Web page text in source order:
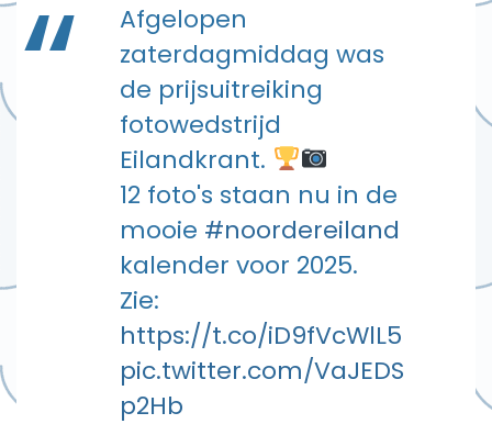
Afgelopen
zaterdagmiddag was
de prijsuitreiking
fotowedstrijd
Eilandkrant.
12 foto's staan nu in de
mooie #noordereiland
kalender voor 2025.
Zie:
https://t.co/iD9fVcWlL5
pic.twitter.com/VaJEDS
p2Hb